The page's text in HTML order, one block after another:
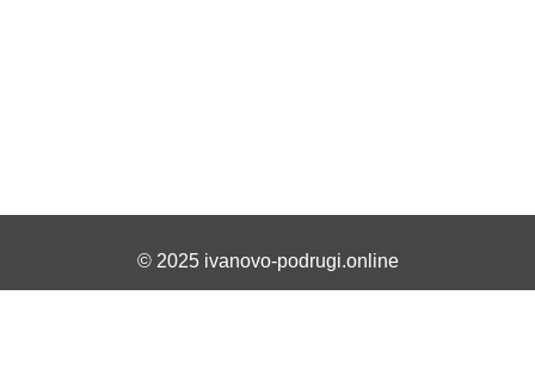
© 2025 ivanovo-podrugi.online